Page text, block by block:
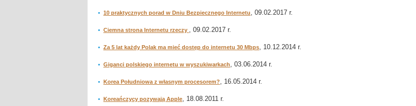
10 praktycznych porad w Dniu Bezpiecznego Internetu, 09.02.2017 r.
Ciemna strona Internetu rzeczy , 09.02.2017 r.
Za 5 lat każdy Polak ma mieć dostęp do internetu 30 Mbps, 10.12.2014 r.
Giganci polskiego internetu w wyszukiwarkach, 03.06.2014 r.
Korea Południowa z własnym procesorem?, 16.05.2014 r.
Koreańczycy pozywają Apple, 18.08.2011 r.